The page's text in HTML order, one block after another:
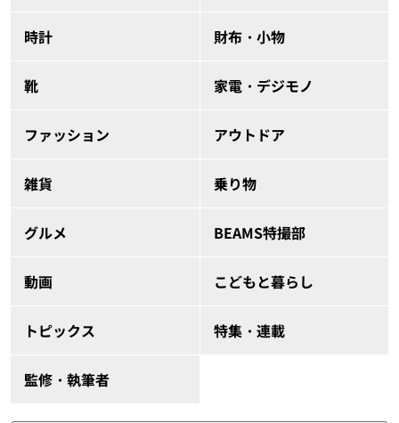
時計 財布・小物
靴 家電・デジモノ
ファッション アウトドア
雑貨 乗り物
グルメ BEAMS特撮部
動画 こどもと暮らし
トピックス 特集・連載
監修・執筆者